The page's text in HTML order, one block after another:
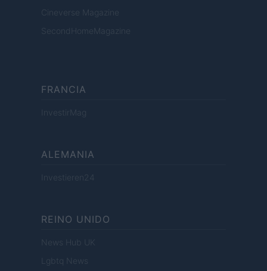
Cineverse Magazine
SecondHomeMagazine
FRANCIA
InvestirMag
ALEMANIA
Investieren24
REINO UNIDO
News Hub UK
Lgbtq News